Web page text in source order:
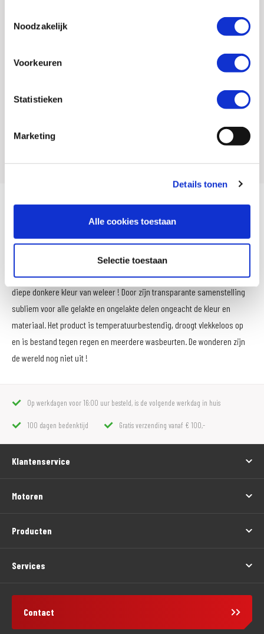
Noodzakelijk
Voorkeuren
Statistieken
Marketing
Details tonen
Alle cookies toestaan
Selectie toestaan
Titel
SKU
S100 Kleurhersteller is een transparante kleuropfrisser voor
eenvoudige, snelle en duurzame optische opwaardering van alle
verkleurde oppervlakken, zoals vaal geworden onderdelen van het
motorblok, spiegelkappen en framedeksels. Vaal, grijs of grauw wordt
weer mooi fris, haalt zwarte onderdelen weer moeiteloos op naar de
diepe donkere kleur van weleer ! Door zijn transparante samenstelling
subliem voor alle gelakte en ongelakte delen ongeacht de kleur en
materiaal. Het product is temperatuurbestendig, droogt vlekkeloos op
en is bestand tegen regen en meerdere wasbeurten. De wonderen zijn
de wereld nog niet uit !
Op werkdagen voor 16:00 uur besteld, is de volgende werkdag in huis
100 dagen bedenktijd Gratis verzending vanaf € 100,-
Klantenservice
Motoren
Producten
Services
Contact